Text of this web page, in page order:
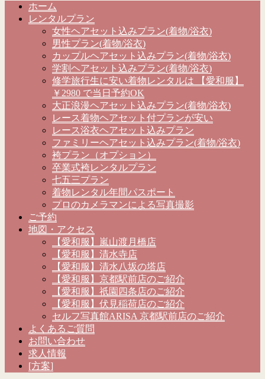
ホーム
レンタルプラン
女性ヘアセット込みプラン(着物/浴衣)
男性プラン(着物/浴衣)
カップルヘアセット込みプラン(着物/浴衣)
学割ヘアセット込みプラン(着物/浴衣)
修学旅行生に安い着物レンタルは 【愛和服】
￥2980 で当日予約OK
大正浪漫ヘアセット込みプラン(着物/浴衣)
レース着物ヘアセット付プランが安い
レース浴衣ヘアセット込みプラン
ファミリーヘアセット込みプラン(着物/浴衣)
袴プラン（オプション）
卒業式袴レンタルプラン
七五三プラン
着物レンタル年間パスポート
プロのカメラマンによる写真撮影
ご予約
地図・アクセス
【愛和服】嵐山渡月橋店
【愛和服】清水寺店
【愛和服】清水八坂の塔店
【愛和服】京都駅前店のご紹介
【愛和服】祇園四条店のご紹介
【愛和服】伏見稲荷店のご紹介
セルフ写真館ARISA 京都駅前店のご紹介
よくあるご質問
お問い合わせ
求人情報
[方案]